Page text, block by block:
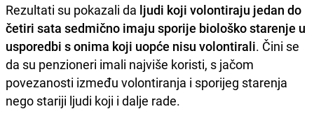
Rezultati su pokazali da ljudi koji volontiraju jedan do
četiri sata sedmično imaju sporije biološko starenje u
usporedbi s onima koji uopće nisu volontirali. Čini se
da su penzioneri imali najviše koristi, s jačom
povezanosti između volontiranja i sporijeg starenja
nego stariji ljudi koji i dalje rade.